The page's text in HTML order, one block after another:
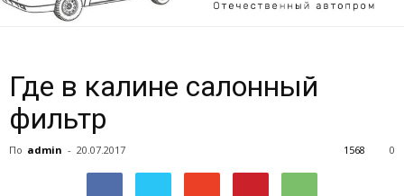
Где в калине салонный
фильтр
По admin - 20.07.2017 0
1568